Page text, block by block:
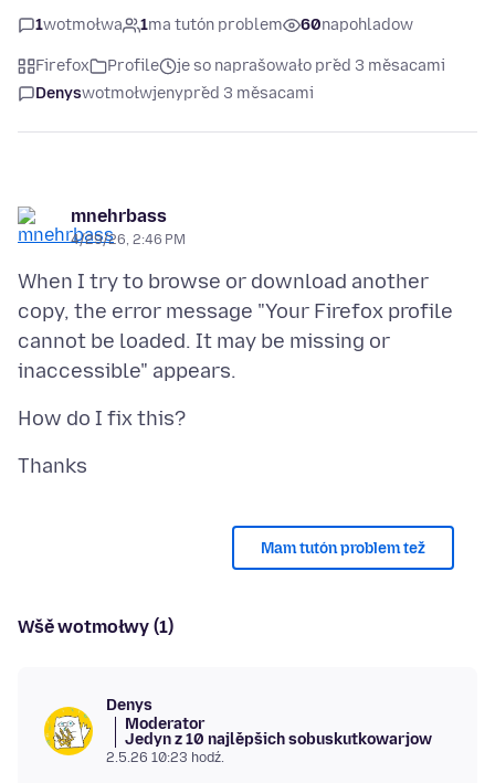
1wotmołwa 1ma tutón problem 60napohladow
Firefox Profile
je so naprašowało před 3 měsacami
Denyswotmołwjenypřed 3 měsacami
mnehrbass
4/29/26, 2:46 PM
When I try to browse or download another
copy, the error message "Your Firefox profile
cannot be loaded. It may be missing or
Mam tutón problem tež
Wšě wotmołwy (1)
Denys
Moderator
Jedyn z 10 najlěpšich sobuskutkowarjow
2.5.26 10:23 hodź.